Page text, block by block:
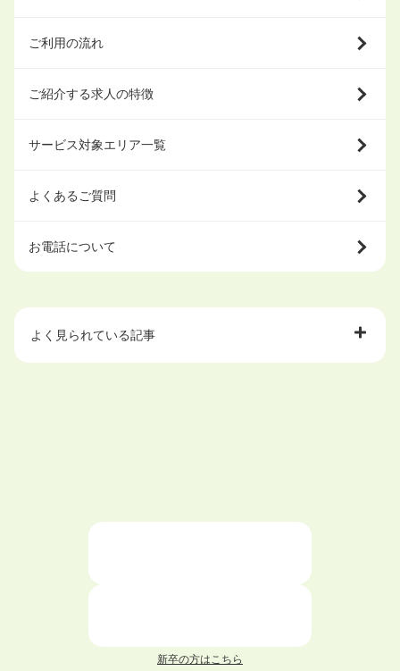
ご利用の流れ
ご紹介する求人の特徴
サービス対象エリア一覧
よくあるご質問
お電話について
よく見られている記事
仕事が続かない人の特徴と対処法を解説！
面接 記事一覧
新卒の方はこちら